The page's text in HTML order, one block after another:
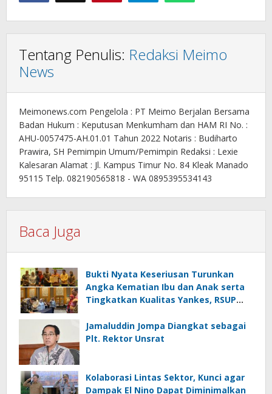
Tentang Penulis: Redaksi Meimo
News
Meimonews.com Pengelola : PT Meimo Berjalan Bersama
Badan Hukum : Keputusan Menkumham dan HAM RI No. :
AHU-0057475-AH.01.01 Tahun 2022 Notaris : Budiharto
Prawira, SH Pemimpin Umum/Pemimpin Redaksi : Lexie
Kalesaran Alamat : Jl. Kampus Timur No. 84 Kleak Manado
95115 Telp. 082190565818 - WA 0895395534143
Baca Juga
Bukti Nyata Keseriusan Turunkan
Angka Kematian Ibu dan Anak serta
Tingkatkan Kualitas Yankes, RSUP
Nasional
Jamaluddin Jompa Diangkat sebagai
Plt. Rektor Unsrat
Kolaborasi Lintas Sektor, Kunci agar
Dampak El Nino Dapat Diminimalkan